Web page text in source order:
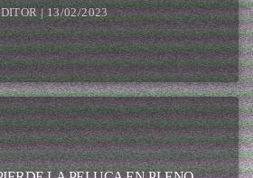
| 13/02/2023